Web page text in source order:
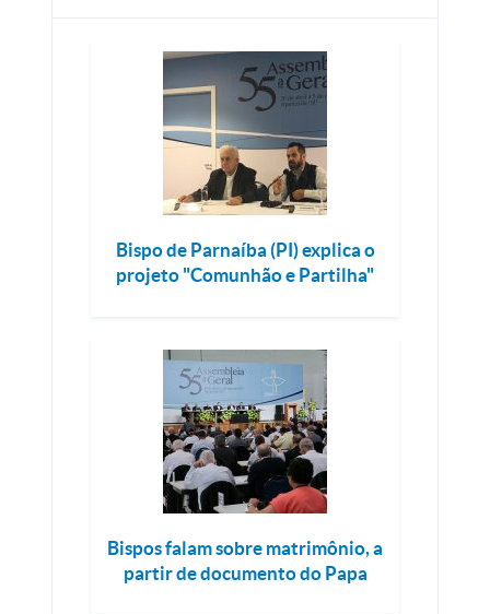
Bispo de Parnaíba (PI) explica o
projeto "Comunhão e Partilha"
Bispos falam sobre matrimônio, a
partir de documento do Papa